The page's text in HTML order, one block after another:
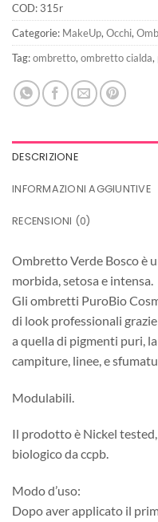
COD: 315r
Categorie: MakeUp, Occhi,
Tag:ombretto, ombretto cialda,
DESCRIZIONE
INFORMAZIONI AGGIUNTIVE
RECENSIONI (0)
Ombretto Verde Bosco è
morbida, setosa e intensa.
Gli ombretti PuroBio
di look professionali
a quella di pigmenti puri,
campiture, linee, e
Modulabili.
Il prodotto è Nickel
biologico da ccpb.
Modo d’uso:
Dopo aver applicato il